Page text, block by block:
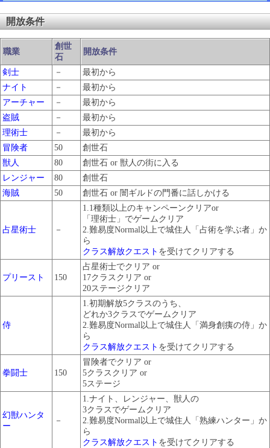
開放条件
職業
創世
石
開放条件
剣士 －
最初から
ナイト
－
最初から
アーチャー
－
最初から
盗賊
－
最初から
理術士
－
最初から
冒険者
50
創世石
獣人
80
創世石 or 獣人の街に入る
レンジャー
80
創世石
海賊
50 創世石 or 闇ギルドの門番に話しかける
占星術士 －
1.1種類以上のキャンペーンクリアor
「理術士」でゲームクリア
2.難易度Normal以上で城住人「占術を学ぶ者」か
ら
クラス解放クエスト を受けてクリアする
プリースト 150
占星術士でクリア or
17クラスクリア or
20ステージクリア
侍
1.初期解放5クラスのうち、
どれか3クラスでゲームクリア
2.難易度Normal以上で城住人「満身創痍の侍」か
ら
クラス解放クエスト を受けてクリアする
拳闘士 150
冒険者でクリア or
5クラスクリア or
5ステージ
幻獣ハンタ
ー
－
1.ナイト、レンジャー、獣人の
3クラスでゲームクリア
2.難易度Normal以上で城住人「熟練ハンター」か
ら
クラス解放クエスト を受けてクリアする